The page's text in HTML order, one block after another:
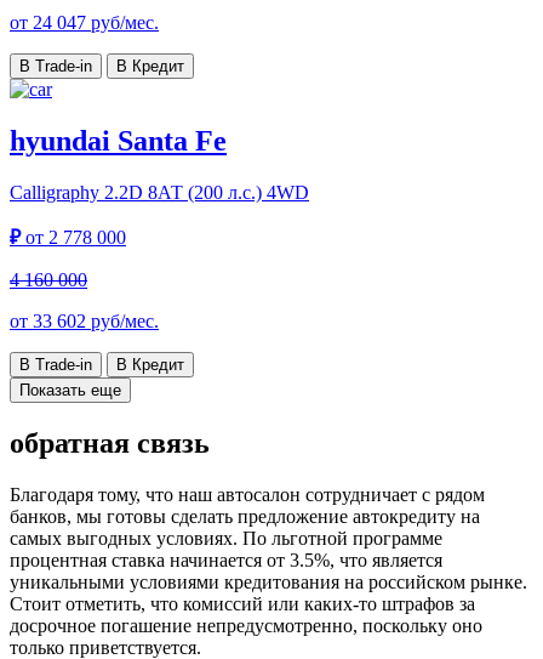
от 24 047 руб/мес.
В Trade-in В Кредит
hyundai Santa Fe
Calligraphy 2.2D 8АТ (200 л.с.) 4WD
₽от 2 778 000
4 160 000
от 33 602 руб/мес.
В Trade-in
В Кредит
Показать еще
обратная связь
Благодаря тому, что наш автосалон сотрудничает с рядом
банков, мы готовы сделать предложение автокредиту на
самых выгодных условиях. По льготной программе
процентная ставка начинается от 3.5%, что является
уникальными условиями кредитования на российском рынке.
Стоит отметить, что комиссий или каких-то штрафов за
досрочное погашение непредусмотренно, поскольку оно
только приветствуется.